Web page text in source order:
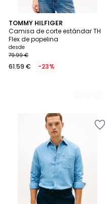
TOMMY HILFIGER
Camisa de corte estándar TH
Flex de popelina
desde
79.99 €
61.59 € -23%
2
Colores